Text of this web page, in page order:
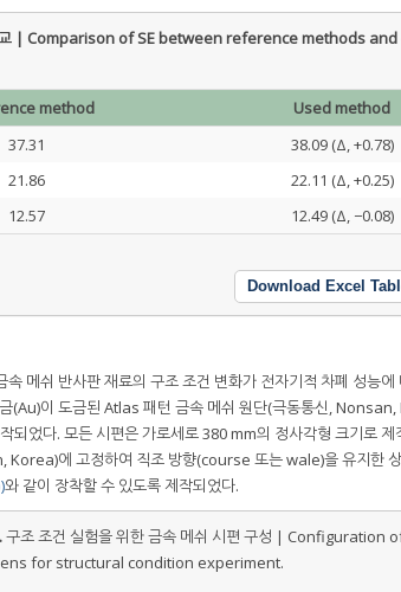
교 | Comparison of SE between reference methods
method
Used method
37.31
38.09 (Δ, +0.78)
21.86
22.11 (Δ, +0.25)
12.57 12.49 (Δ, −0.08)
Download Excel
메쉬 반사판 재료의 구조 조건 변화가 전자기적 차폐 성능에
(Au)이 도금된 Atlas 패턴 금속 메쉬 원단(극동통신, Nonsan,
되었다. 모든 시편은 가로세로 380 mm의 정사각형 크기로 제
Korea)에 고정하여 직조 방향(course 또는 wale)을 유지한
와 같이 장착할 수 있도록 제작되었다.
구조 조건 실험을 위한 금속 메쉬 시편 구성 | Configuration
for structural condition experiment.